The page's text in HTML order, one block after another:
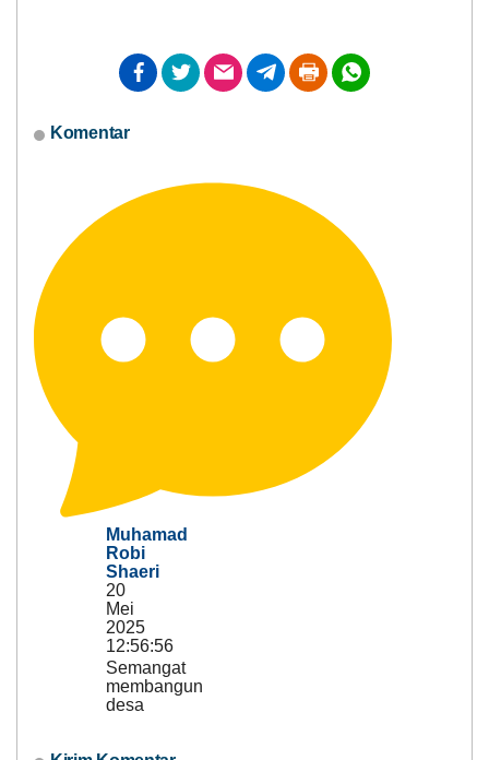
Komentar
Muhamad
Robi
Shaeri
20
Mei
2025
12:56:56
Semangat
membangun
desa